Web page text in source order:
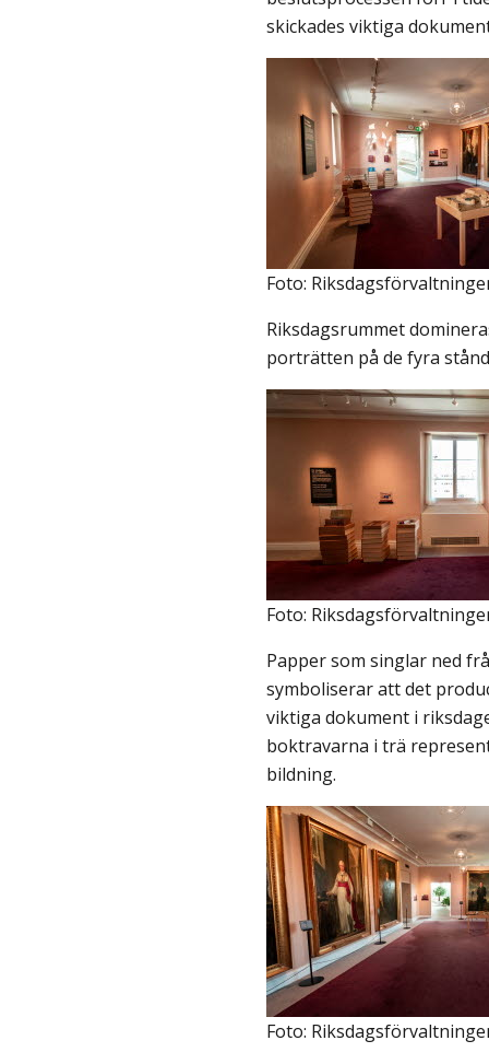
skickades viktiga
Foto:
Riksdagsrummet
porträtten på de fyra
Foto:
Papper som singlar ned
symboliserar att det
viktiga dokument i
boktravarna i trä
bildning.
Foto: